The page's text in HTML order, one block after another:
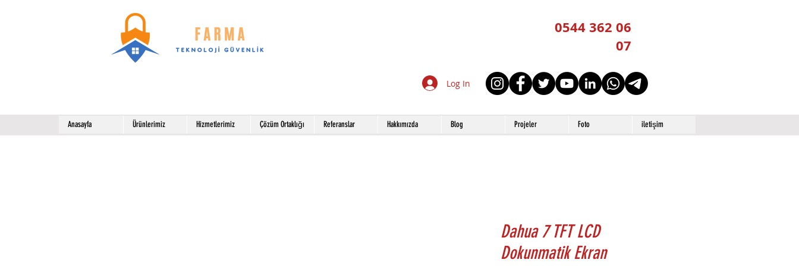
0544 362 06
07
Log In
Anasayfa Ürünlerimiz Hizmetlerimiz Çözüm Ortaklığı Referanslar Hakkımızda Blog Projeler Foto iletişim
Dahua 7 TFT LCD
Dokunmatik Ekran